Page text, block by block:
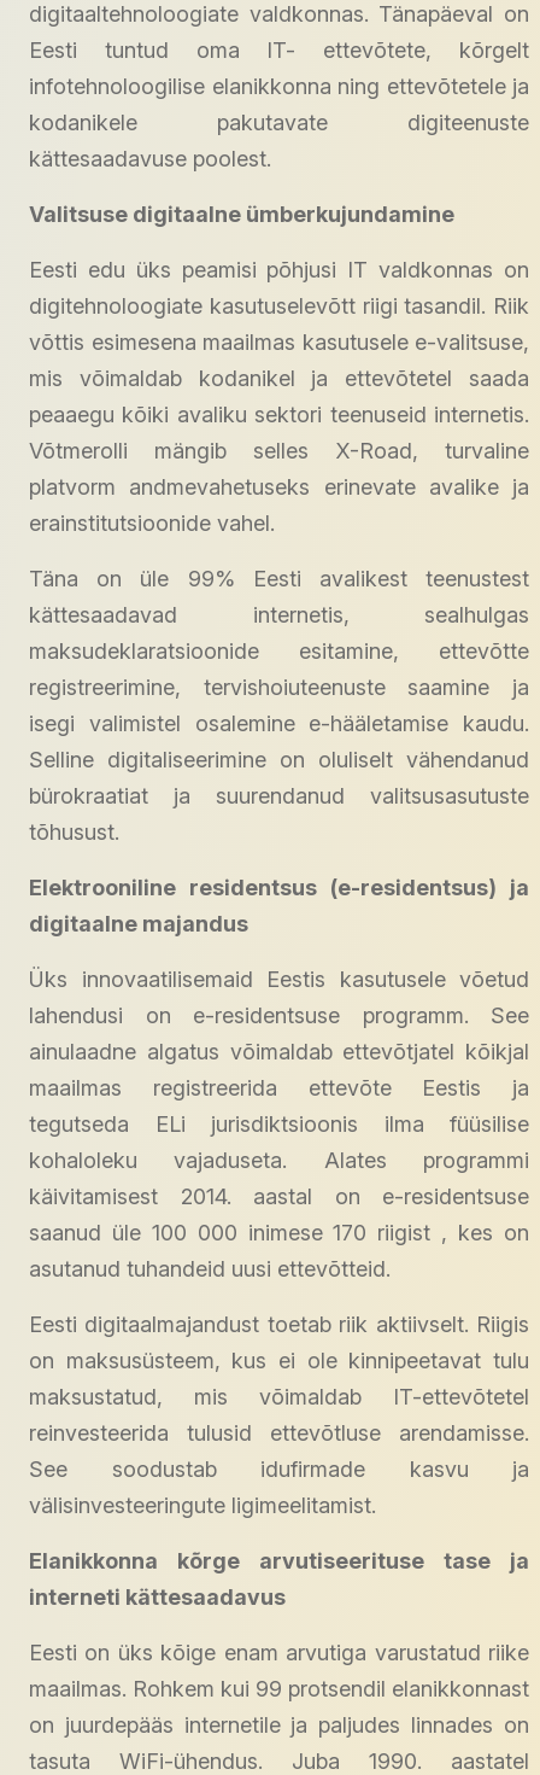
digitaaltehnoloogiate valdkonnas. Tänapäeval on
Eesti tuntud oma IT- ettevõtete, kõrgelt
infotehnoloogilise elanikkonna ning ettevõtetele ja
kodanikele pakutavate digiteenuste
kättesaadavuse poolest.
Valitsuse digitaalne ümberkujundamine
Eesti edu üks peamisi põhjusi IT valdkonnas on
digitehnoloogiate kasutuselevõtt riigi tasandil. Riik
võttis esimesena maailmas kasutusele e-valitsuse,
mis võimaldab kodanikel ja ettevõtetel saada
peaaegu kõiki avaliku sektori teenuseid internetis.
Võtmerolli mängib selles X-Road, turvaline
platvorm andmevahetuseks erinevate avalike ja
erainstitutsioonide vahel.
Täna on üle 99% Eesti avalikest teenustest
kättesaadavad internetis, sealhulgas
maksudeklaratsioonide esitamine, ettevõtte
registreerimine, tervishoiuteenuste saamine ja
isegi valimistel osalemine e-hääletamise kaudu.
Selline digitaliseerimine on oluliselt vähendanud
bürokraatiat ja suurendanud valitsusasutuste
tõhusust.
Elektrooniline residentsus (e-residentsus) ja
digitaalne majandus
Üks innovaatilisemaid Eestis kasutusele võetud
lahendusi on e-residentsuse programm. See
ainulaadne algatus võimaldab ettevõtjatel kõikjal
maailmas registreerida ettevõte Eestis ja
tegutseda ELi jurisdiktsioonis ilma füüsilise
kohaloleku vajaduseta. Alates programmi
käivitamisest 2014. aastal on e-residentsuse
saanud üle 100 000 inimese 170 riigist , kes on
asutanud tuhandeid uusi ettevõtteid.
Eesti digitaalmajandust toetab riik aktiivselt. Riigis
on maksusüsteem, kus ei ole kinnipeetavat tulu
maksustatud, mis võimaldab IT-ettevõtetel
reinvesteerida tulusid ettevõtluse arendamisse.
See soodustab idufirmade kasvu ja
välisinvesteeringute ligimeelitamist.
Elanikkonna kõrge arvutiseerituse tase ja
interneti kättesaadavus
Eesti on üks kõige enam arvutiga varustatud riike
maailmas. Rohkem kui 99 protsendil elanikkonnast
on juurdepääs internetile ja paljudes linnades on
tasuta WiFi-ühendus. Juba 1990. aastatel